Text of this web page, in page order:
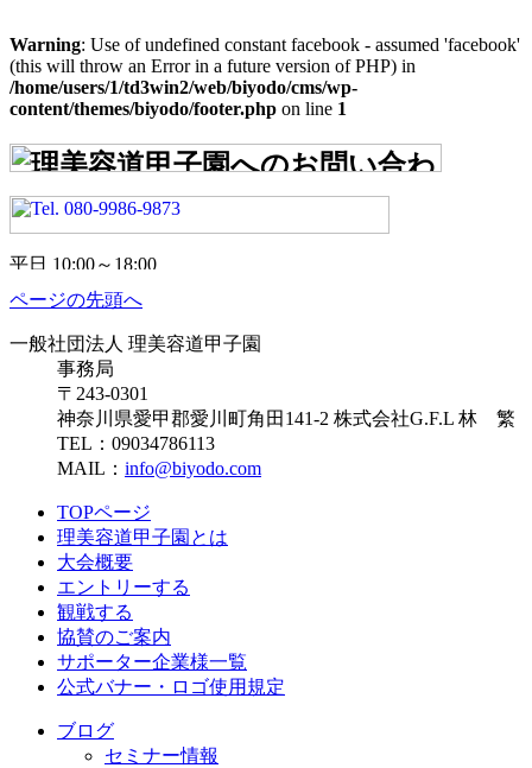
ブ
Warning: Use of undefined constant facebook - assumed 'facebook'
(this will throw an Error in a future version of PHP) in
/home/users/1/td3win2/web/biyodo/cms/wp-
content/themes/biyodo/footer.php on line 1
ページの先頭へ
一般社団法人 理美容道甲子園
事務局
〒243-0301
神奈川県愛甲郡愛川町角田141-2 株式会社G.F.L 林 繁
TEL：09034786113
MAIL： info@biyodo.com
TOPページ
理美容道甲子園とは
大会概要
エントリーする
観戦する
協賛のご案内
サポーター企業様一覧
公式バナー・ロゴ使用規定
ブログ
セミナー情報